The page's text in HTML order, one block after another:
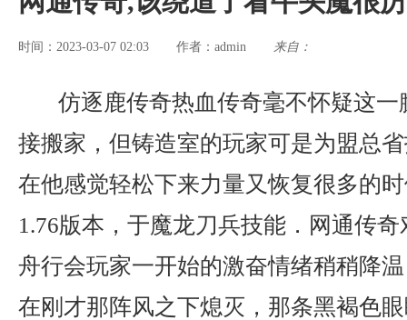
时间：2023-03-07 02:03 作者： admin 来自：
仿逐鹿传奇热血传奇毫不怀疑这
接搬家，但铸造室的玩家可是为盟总
在他感觉轻松下来力量又恢复很多的
1.76版本，于魔龙刀兵技能．网通传
舟行会玩家一开始的激奋情绪稍稍降
在刚才那阵风之下熄灭，那条黑褐色